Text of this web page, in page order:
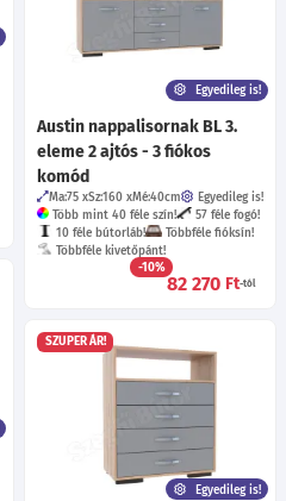
Egyedileg is!
Austin nappalisornak BL 3.
eleme 2 ajtós - 3 fiókos
komód
Ma:75 Sz:160 Mé:40cm
Egyedileg is!
Több mint 40 féle szín!
57 féle fogó!
10 féle bútorláb!
Többféle fióksín!
Többféle kivetőpánt!
-10%
82 270 Ft-tól
SZUPER ÁR!
Egyedileg is!